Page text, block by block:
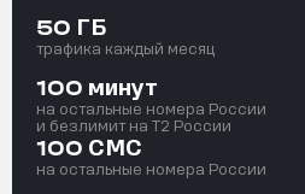
50 ГБ
трафика каждый месяц
100 минут
на остальные номера России
и безлимит на T2 России
100 СМС
на остальные номера России